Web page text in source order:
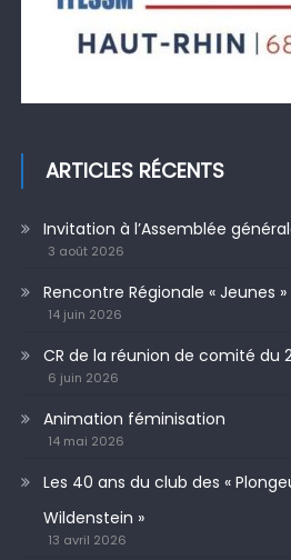
ARTICLES RÉCENTS
Invitation à l’Assemblée
3 août 2026
Rencontre Régionale « Jeunes »
14 juin 2026
CR de la réunion de comité du
6 juin 2026
Animation féminisation
14 mai 2026
Les 40 ans du club des «
Wildenstein »
13 avril 2026